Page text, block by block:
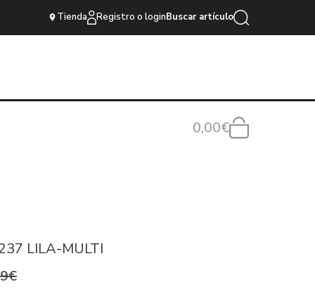
Tienda Registro o loginBuscar artículo
0,00€
LILA-MULTI